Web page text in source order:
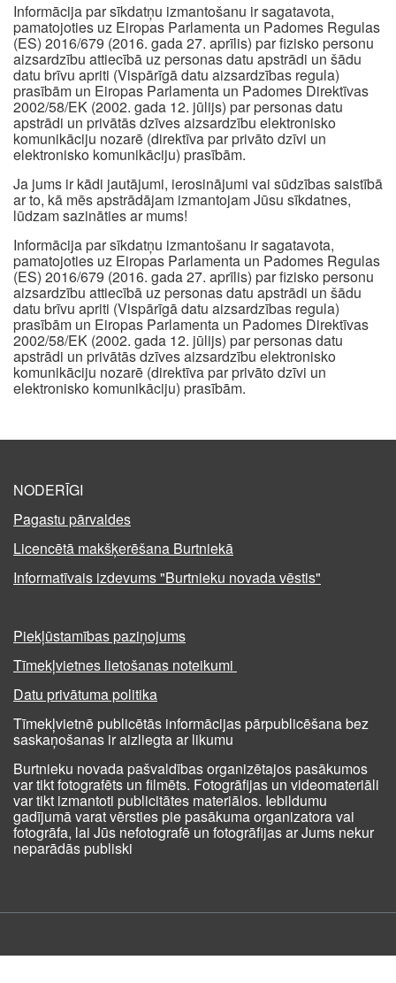
Informācija par sīkdatņu izmantošanu ir sagatavota,
pamatojoties uz Eiropas Parlamenta un Padomes Regulas
(ES) 2016/679 (2016. gada 27. aprīlis) par fizisko personu
aizsardzību attiecībā uz personas datu apstrādi un šādu
datu brīvu apriti (Vispārīgā datu aizsardzības regula)
prasībām un Eiropas Parlamenta un Padomes Direktīvas
2002/58/EK (2002. gada 12. jūlijs) par personas datu
apstrādi un privātās dzīves aizsardzību elektronisko
komunikāciju nozarē (direktīva par privāto dzīvi un
elektronisko komunikāciju) prasībām.
Ja jums ir kādi jautājumi, ierosinājumi vai sūdzības saistībā
ar to, kā mēs apstrādājam izmantojam Jūsu sīkdatnes,
lūdzam sazināties ar mums!
Informācija par sīkdatņu izmantošanu ir sagatavota,
pamatojoties uz Eiropas Parlamenta un Padomes Regulas
(ES) 2016/679 (2016. gada 27. aprīlis) par fizisko personu
aizsardzību attiecībā uz personas datu apstrādi un šādu
datu brīvu apriti (Vispārīgā datu aizsardzības regula)
prasībām un Eiropas Parlamenta un Padomes Direktīvas
2002/58/EK (2002. gada 12. jūlijs) par personas datu
apstrādi un privātās dzīves aizsardzību elektronisko
komunikāciju nozarē (direktīva par privāto dzīvi un
elektronisko komunikāciju) prasībām.
NODERĪGI
Pagastu pārvaldes
Licencētā makšķerēšana Burtniekā
Informatīvais izdevums "Burtnieku novada vēstis"
Piekļūstamības paziņojums
Tīmekļvietnes lietošanas noteikumi
Datu privātuma politika
Tīmekļvietnē publicētās informācijas pārpublicēšana bez
saskaņošanas ir aizliegta ar likumu
Burtnieku novada pašvaldības organizētajos pasākumos
var tikt fotografēts un filmēts. Fotogrāfijas un videomateriāli
var tikt izmantoti publicitātes materiālos. Iebildumu
gadījumā varat vērsties pie pasākuma organizatora vai
fotogrāfa, lai Jūs nefotografē un fotogrāfijas ar Jums nekur
neparādās publiski